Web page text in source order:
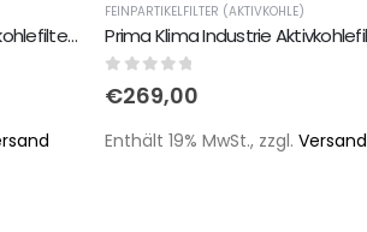
Prima Klima Industrie Aktivkohlefilter PK1608 - 880m²/160mm
FEINPARTIKELFILTER (AKTIVKOHLE)
out of 5
€269,00
Enthält 19% MwSt., zzgl.Versand